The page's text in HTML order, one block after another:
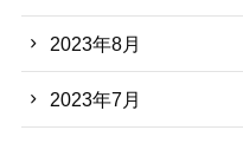
2023年8月
2023年7月